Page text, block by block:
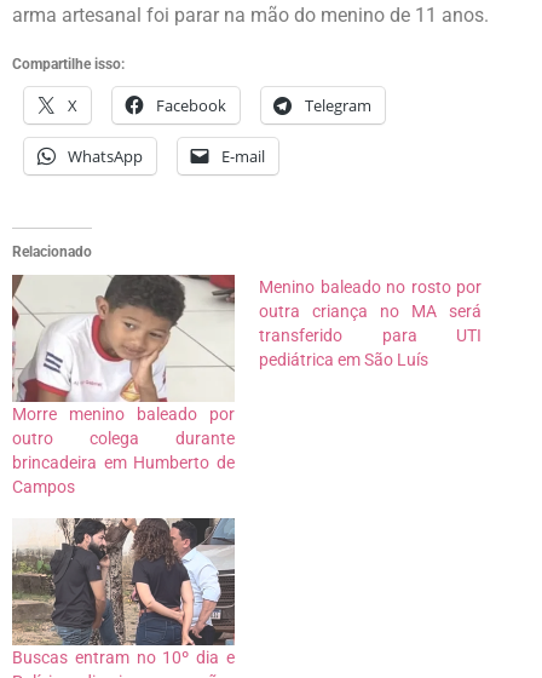
arma artesanal foi parar na mão do menino de 11 anos.
Compartilhe isso:
X Facebook Telegram
WhatsApp E-mail
Relacionado
Morre menino baleado por
outro colega durante
brincadeira em Humberto de
Campos
Menino baleado no rosto por
outra criança no MA será
transferido para UTI
pediátrica em São Luís
Buscas entram no 10º dia e